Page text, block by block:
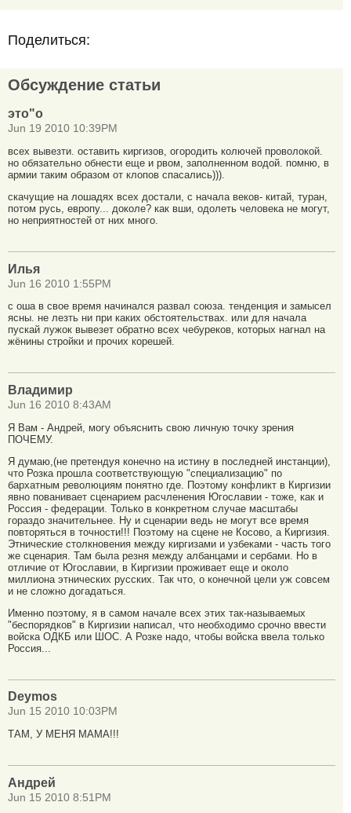
Поделиться:
Обсуждение статьи
это"о
Jun 19 2010 10:39PM
всех вывезти. оставить киргизов, огородить колючей проволокой.
но обязательно обнести еще и рвом, заполненном водой. помню, в
армии таким образом от клопов спасались))).
скачущие на лошадях всех достали, с начала веков- китай, туран,
потом русь, европу... доколе? как вши, одолеть человека не могут,
но неприятностей от них много.
Илья
Jun 16 2010 1:55PM
c оша в свое время начинался развал союза. тенденция и замысел
ясны. не лезть ни при каких обстоятельствах. или для начала
пускай лужок вывезет обратно всех чебуреков, которых нагнал на
жёнины стройки и прочих корешей.
Владимир
Jun 16 2010 8:43AM
Я Вам - Андрей, могу объяснить свою личную точку зрения
ПОЧЕМУ.
Я думаю,(не претендуя конечно на истину в последней инстанции),
что Розка прошла соответствующую "специализацию" по
бархатным революциям понятно где. Поэтому конфликт в Киргизии
явно пованивает сценарием расчленения Югославии - тоже, как и
Россия - федерации. Только в конкретном случае масштабы
гораздо значительнее. Ну и сценарии ведь не могут все время
повторяться в точности!!! Поэтому на сцене не Косово, а Киргизия.
Этнические столкновения между киргизами и узбеками - часть того
же сценария. Там была резня между албанцами и сербами. Но в
отличие от Югославии, в Киргизии проживает еще и около
миллиона этнических русских. Так что, о конечной цели уж совсем
и не сложно догадаться.
Именно поэтому, я в самом начале всех этих так-называемых
"беспорядков" в Киргизии написал, что необходимо срочно ввести
войска ОДКБ или ШОС. А Розке надо, чтобы войска ввела только
Россия...
Deymos
Jun 15 2010 10:03PM
ТАМ, У МЕНЯ МАМА!!!
Андрей
Jun 15 2010 8:51PM